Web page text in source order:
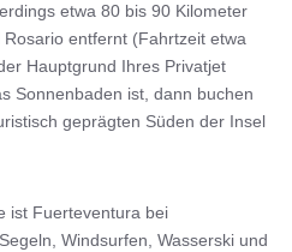
etwa 80 bis 90 Kilometer
entfernt (Fahrtzeit etwa
Hauptgrund Ihres Privatjet
Sonnenbaden ist, dann buchen
geprägten Süden der Insel
ist Fuerteventura bei
Windsurfen, Wasserski und